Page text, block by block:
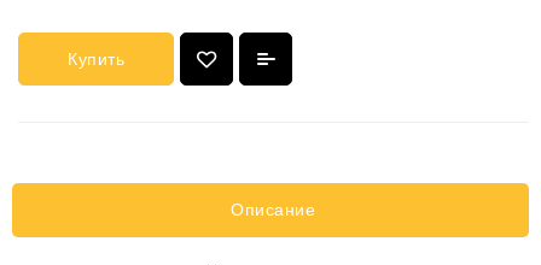
Купить
Описание